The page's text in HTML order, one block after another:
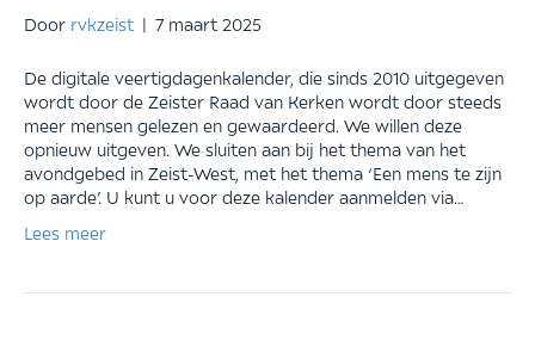
Door rvkzeist | 7 maart 2025
De digitale veertigdagenkalender, die sinds 2010 uitgegeven
wordt door de Zeister Raad van Kerken wordt door steeds
meer mensen gelezen en gewaardeerd. We willen deze
opnieuw uitgeven. We sluiten aan bij het thema van het
avondgebed in Zeist-West, met het thema ‘Een mens te zijn
op aarde’. U kunt u voor deze kalender aanmelden via…
Lees meer